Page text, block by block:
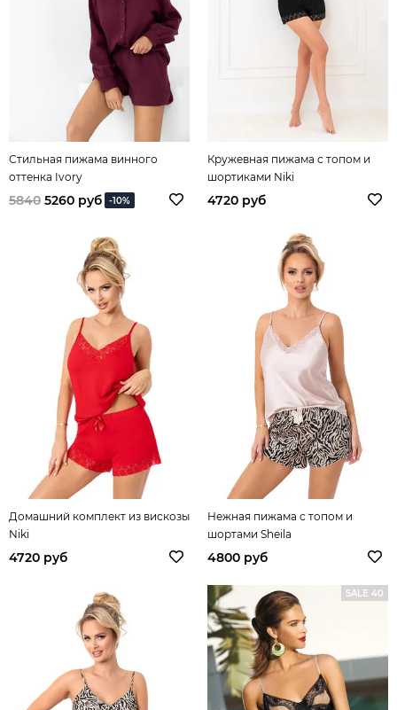
Стильная пижама винного
оттенка Ivory
5840 5260 руб -10%
Кружевная пижама с топом и
шортиками Niki
4720 руб
Домашний комплект из вискозы
Niki
4720 руб
Нежная пижама с топом и
шортами Sheila
4800 руб
SALE 40